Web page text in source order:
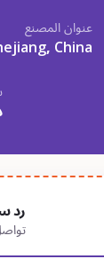
عنوان المصنع
China
رد